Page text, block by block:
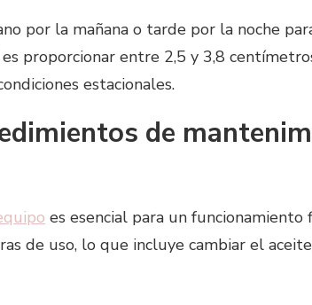
por la mañana o tarde por la noche
proporcionar entre 2,5 y 3,8
estacionales.
de
es esencial para un funcionamiento
de uso, lo que incluye cambiar el